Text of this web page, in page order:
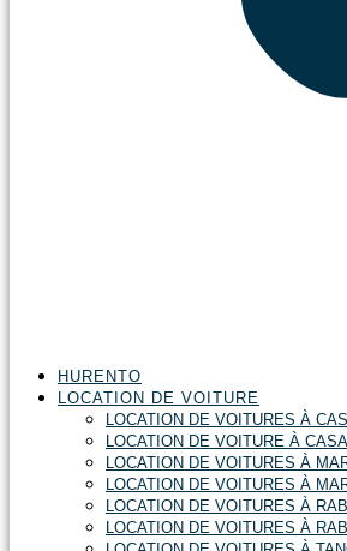
HURENTO
LOCATION DE VOITURE
LOCATION DE VOITURES À
LOCATION DE VOITURE À
LOCATION DE VOITURES À
LOCATION DE VOITURES À
LOCATION DE VOITURES À
LOCATION DE VOITURES À